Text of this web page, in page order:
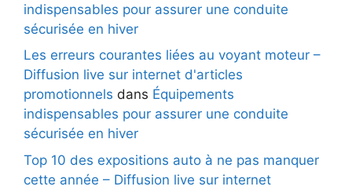
indispensables pour assurer une conduite
sécurisée en hiver
Les erreurs courantes liées au voyant moteur –
Diffusion live sur internet d'articles
promotionnels dans Équipements
indispensables pour assurer une conduite
sécurisée en hiver
Top 10 des expositions auto à ne pas manquer
cette année – Diffusion live sur internet